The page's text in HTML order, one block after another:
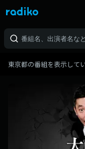
東京都の番組を表示して